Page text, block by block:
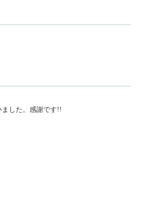
した。感謝です!!